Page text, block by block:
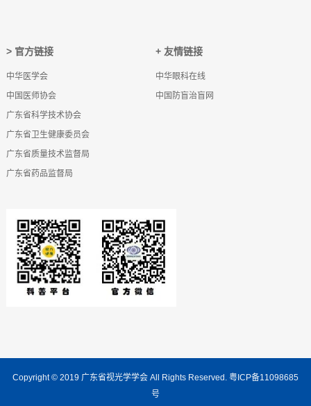
> 官方链接
中华医学会
中国医师协会
广东省科学技术协会
广东省卫生健康委员会
广东省质量技术监督局
广东省药品监督局
+ 友情链接
中华眼科在线
中国防盲治盲网
Copyright © 2019 广东省视光学学会All Rights Reserved. 粤ICP备11098685
号